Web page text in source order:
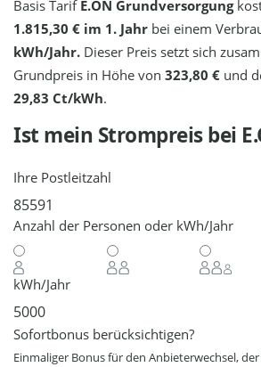
Basis Tarif E.ON Grundversorgung
1.815,30 € im 1. Jahr bei einem
kWh/Jahr. Dieser Preis setzt sich
Grundpreis in Höhe von323,80 € und
29,83 Ct/kWh.
Ist mein Strompreis bei
Ihre Postleitzahl
Anzahl der Personen oder kWh/Jahr
kWh/Jahr
Sofortbonus berücksichtigen?
Einmaliger Bonus für den Anbieterwechsel, der